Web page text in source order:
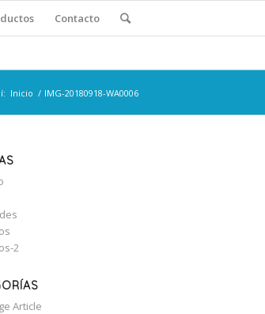
Contacto
Inicio / IMG-20180918-WA0006
2
Article